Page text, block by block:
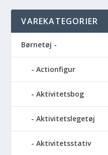
VAREKATEGORIER
Børnetøj -
Actionfigur
Aktivitetsbog
Aktivitetslegetøj
Aktivitetsstativ